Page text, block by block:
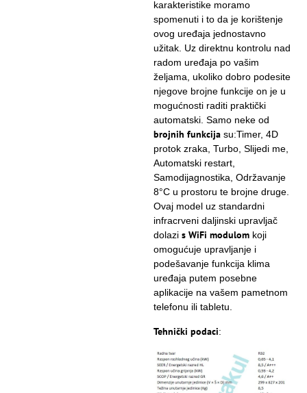
karakteristike moramo
spomenuti i to da je korištenje
ovog uređaja jednostavno
užitak. Uz direktnu kontrolu nad
radom uređaja po vašim
željama, ukoliko dobro podesite
njegove brojne funkcije on je u
mogućnosti raditi praktički
automatski. Samo neke od
brojnih funkcija su:Timer, 4D
protok zraka, Turbo, Slijedi me,
Automatski restart,
Samodijagnostika, Održavanje
8°C u prostoru te brojne druge.
Ovaj model uz standardni
infracrveni daljinski upravljač
dolazi s WiFi modulom koji
omogućuje upravljanje i
podešavanje funkcija klima
uređaja putem posebne
aplikacije na vašem pametnom
telefonu ili tabletu.
Tehnički podaci: